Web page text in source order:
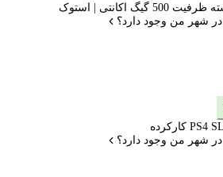
در شهر من وجود دارد؟
در شهر من وجود دارد؟